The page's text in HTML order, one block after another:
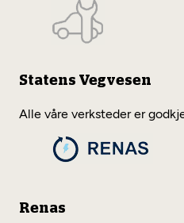
Statens Vegvesen
Alle våre verksteder er
Renas